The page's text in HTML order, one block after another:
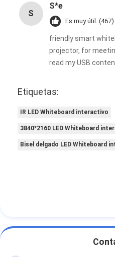
S
S*e
Es muy útil. (467)
friendly smart
projector, for
read my USB
Etiquetas:
IR LED Whiteboard interactivo
3840*2160 LED Whiteboard
Bisel delgado LED Whiteboard